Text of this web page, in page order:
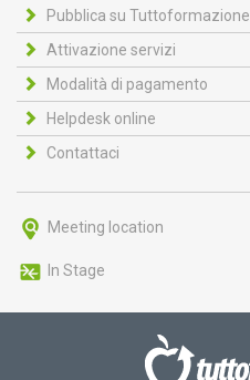
Pubblica su Tuttoformazione
Attivazione servizi
Modalità di pagamento
Helpdesk online
Contattaci
Meeting location
In Stage